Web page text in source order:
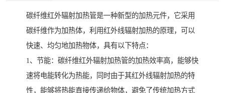
碳纤维红外辐射加热管是一种新型的加热元件，它采用
碳纤维作为加热体，利用红外线辐射加热的原理，可以
快速、均匀地加热物体，具有以下特点：
1、节能：碳纤维红外辐射加热管的加热效率高，能够快
速将电能转化为热能，同时由于其红外线辐射加热的特
性，能够将热能直接传递给物体，避免了传统加热方式